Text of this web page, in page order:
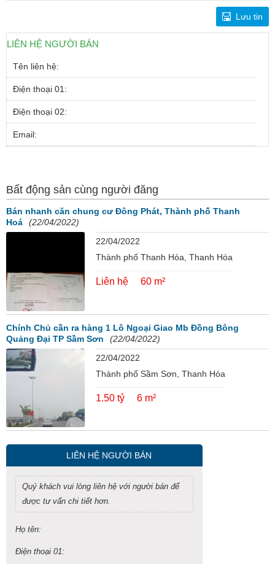
Lưu tin
LIÊN HỆ NGƯỜI BÁN
Tên liên hệ:
Điện thoại 01:
Điện thoại 02:
Email:
Bất động sản cùng người đăng
Bán nhanh căn chung cư Đông Phát, Thành phố Thanh
Hoá
(22/04/2022)
22/04/2022
Thành phố Thanh Hóa, Thanh Hóa
Liên hệ 60 m²
Chính Chủ cần ra hàng 1 Lô Ngoại Giao Mb Đồng Bông
Quảng Đại TP Sầm Sơn
(22/04/2022)
22/04/2022
Thành phố Sầm Sơn, Thanh Hóa
1.50 tỷ 6 m²
LIÊN HỆ NGƯỜI BÁN
Quý khách vui lòng liên hệ với người bán để
được tư vấn chi tiết hơn.
Họ tên:
Điện thoại 01: